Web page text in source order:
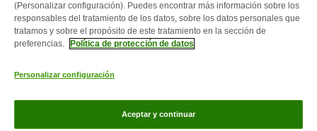
Quiénes somos Empleo
Contacto
Gastos de envío y plazo de entrega
Formas de pago
Protección de datos
(Personalizar configuración). Puedes encontrar más información sobre los
responsables del tratamiento de los datos, sobre los datos personales que
tratamos y sobre el propósito de este tratamiento en la sección de
preferencias.
Política de protección de datos
Personalizar configuración
Aceptar y continuar